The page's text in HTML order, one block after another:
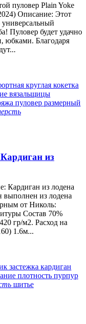
пуловер Plain Yoke
Описание: Этот
Пуловер будет удачно
юбками. Благодаря
круглая кокетка
вязальщицы
пуловер размерный
из
Кардиган из лодена
выполнен из лодена
от Николь:
Состав 70%
гр/м2. Расход на
1.6м...
застежка кардиган
плотность пурпур
шитье